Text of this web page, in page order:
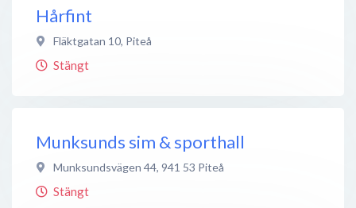
Hårfint
Fläktgatan 10, Piteå
Stängt
Munksunds sim & sporthall
Munksundsvägen 44, 941 53 Piteå
Stängt